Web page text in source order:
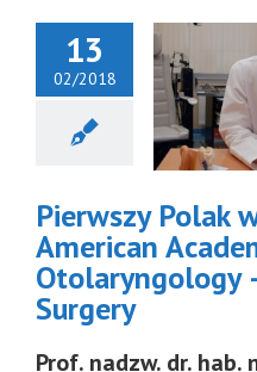
13
02/2018
Polak
Academy
Surgery
Pierwszy Polak
American
Otolaryngology
Surgery
Prof. nadzw. dr. hab.